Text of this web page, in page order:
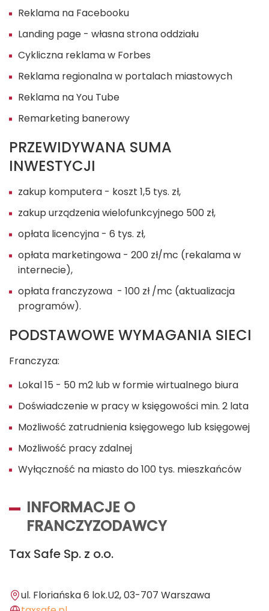
Reklama na Facebooku
Landing page - własna strona oddziału
Cykliczna reklama w Forbes
Reklama regionalna w portalach miastowych
Reklama na You Tube
Remarketing banerowy
PRZEWIDYWANA SUMA
INWESTYCJI
zakup komputera - koszt 1,5 tys. zł,
zakup urządzenia wielofunkcyjnego 500 zł,
opłata licencyjna - 6 tys. zł,
opłata marketingowa - 200 zł/mc (rekalama w
internecie),
opłata franczyzowa - 100 zł /mc (aktualizacja
programów).
PODSTAWOWE WYMAGANIA SIECI
Franczyza:
Lokal 15 - 50 m2 lub w formie wirtualnego biura
Doświadczenie w pracy w księgowości min. 2 lata
Możliwość zatrudnienia księgowego lub księgowej
Możliwość pracy zdalnej
Wyłączność na miasto do 100 tys. mieszkańców
INFORMACJE O
FRANCZYZODAWCY
Tax Safe Sp. z o.o.
ul. Floriańska 6 lok.U2, 03-707 Warszawa